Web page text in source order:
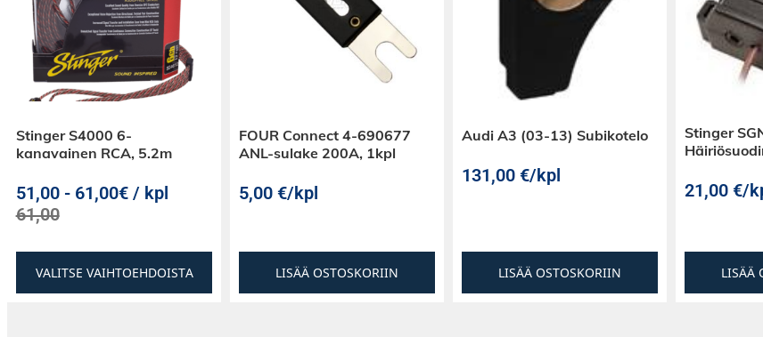
Stinger S4000 6-
kanavainen RCA, 5.2m
51,00- 61,00€ / kpl
61,00
VALITSE VAIHTOEHDOISTA
FOUR Connect 4-690677
ANL-sulake 200A, 1kpl
5,00 €/kpl
LISÄÄ OSTOSKORIIN
Audi A3 (03-13) Subikotelo
131,00 €/kpl
LISÄÄ OSTOSKORIIN
Stinger
21,00 €/
LISÄÄ